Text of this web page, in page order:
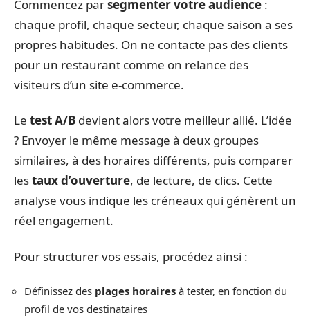
Commencez parsegmenter votre audience :
chaque profil, chaque secteur, chaque saison a ses
propres habitudes. On ne contacte pas des clients
pour un restaurant comme on relance des
visiteurs d’un site e-commerce.
Le test A/B devient alors votre meilleur allié. L’idée
? Envoyer le même message à deux groupes
similaires, à des horaires différents, puis comparer
lestaux d’ouverture, de lecture, de clics. Cette
analyse vous indique les créneaux qui génèrent un
réel engagement.
Pour structurer vos essais, procédez ainsi :
Définissez des plages horaires à tester, en fonction du
profil de vos destinataires